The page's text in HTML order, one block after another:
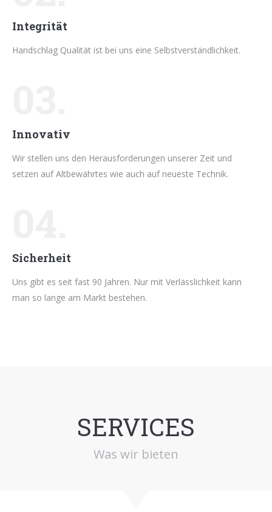
Integrität
Handschlag Qualität ist bei uns eine Selbstverständlichkeit.
Innovativ
Wir stellen uns den Herausforderungen unserer Zeit und
setzen auf Altbewährtes wie auch auf neueste Technik.
Sicherheit
Uns gibt es seit fast 90 Jahren. Nur mit Verlässlichkeit kann
man so lange am Markt bestehen.
SERVICES
Was wir bieten